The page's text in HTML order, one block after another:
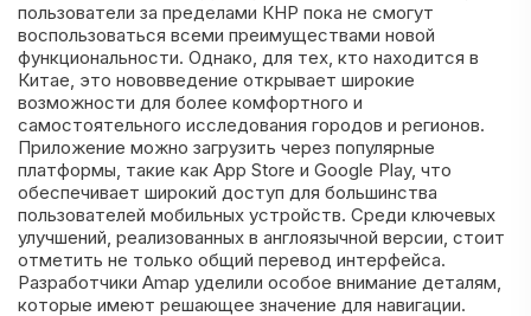
пользователи за пределами КНР пока не смогут
воспользоваться всеми преимуществами новой
функциональности. Однако, для тех, кто находится в
Китае, это нововведение открывает широкие
возможности для более комфортного и
самостоятельного исследования городов и регионов.
Приложение можно загрузить через популярные
платформы, такие как App Store и Google Play, что
обеспечивает широкий доступ для большинства
пользователей мобильных устройств. Среди ключевых
улучшений, реализованных в англоязычной версии, стоит
отметить не только общий перевод интерфейса.
Разработчики Amap уделили особое внимание деталям,
которые имеют решающее значение для навигации.